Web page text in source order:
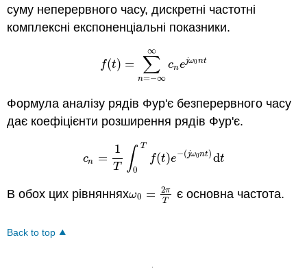
суму неперервного часу, дискретні частотні
комплексні експоненціальні показники.
f(t) = ∑
n=−∞
∞
cnejω0nt
f(t)= ∑n =− ∞cnejω0
Формула аналізу рядів Фур'є безперервного часу
дає коефіцієнти розширення рядів Фур'є.
cn =
1
T ∫ T
0
f(t)e−(jω0nt)dt
c n= 1T 0T t)e−(jω0nt)dt
В обох цих рівнянняхω0 = 2π
T
ω0 =2 πT є основна частота.
Back to top